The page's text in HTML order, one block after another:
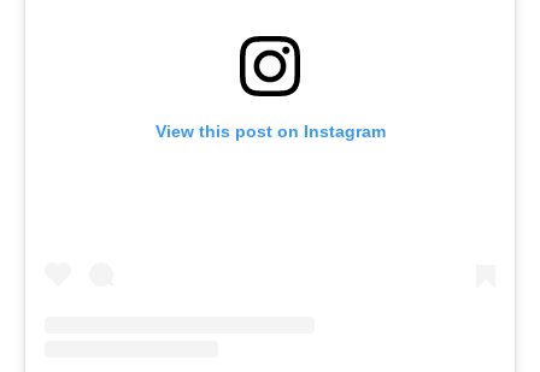
View this post on Instagram